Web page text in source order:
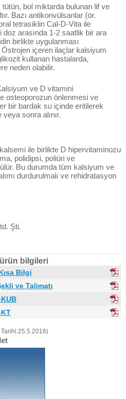
tütün, bol miktarda bulunan lif ve
Bazı antikonvülsanlar (ör.
tetrasiklin Cal-D-Vita ile
arasında 1-2 saatlik bir ara
birlikte uygulanması
içeren ilaçlar kalsiyum
kullanan hastalarda,
neden olabilir.
ve D vitamini
osteoporozun önlenmesi ve
bir bardak su içinde eritilerek
sonra alınır.
ile birlikte D hipervitaminozu
polidipsi, poliüri ve
Bu durumda tüm kalsiyum ve
durdurulmalı ve rehidratasyon
Şti.
ürün bilgileri
Bilgi
ve Talimatı